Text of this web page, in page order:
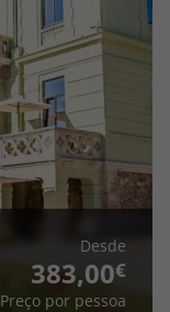
Desde
383,00
Preço por pessoa